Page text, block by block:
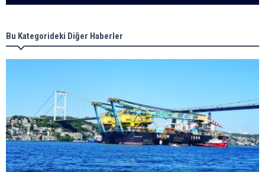
Bu Kategorideki Diğer Haberler